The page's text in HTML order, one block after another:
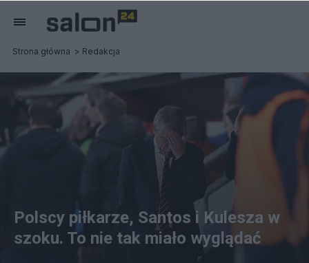
Strona główna Redakcja
Polscy piłkarze, Santos i Kulesza w
szoku. To nie tak miało wyglądać